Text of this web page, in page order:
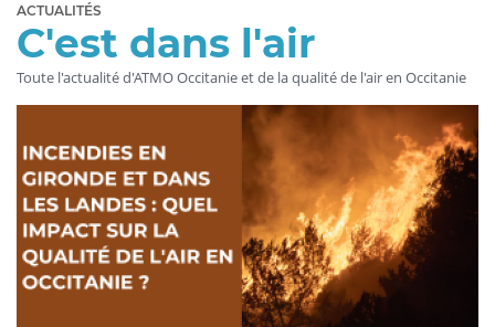
ACTUALITÉS
C'est dans l'air
Toute l'actualité d'ATMO Occitanie et de la qualité de l'air en Occitanie